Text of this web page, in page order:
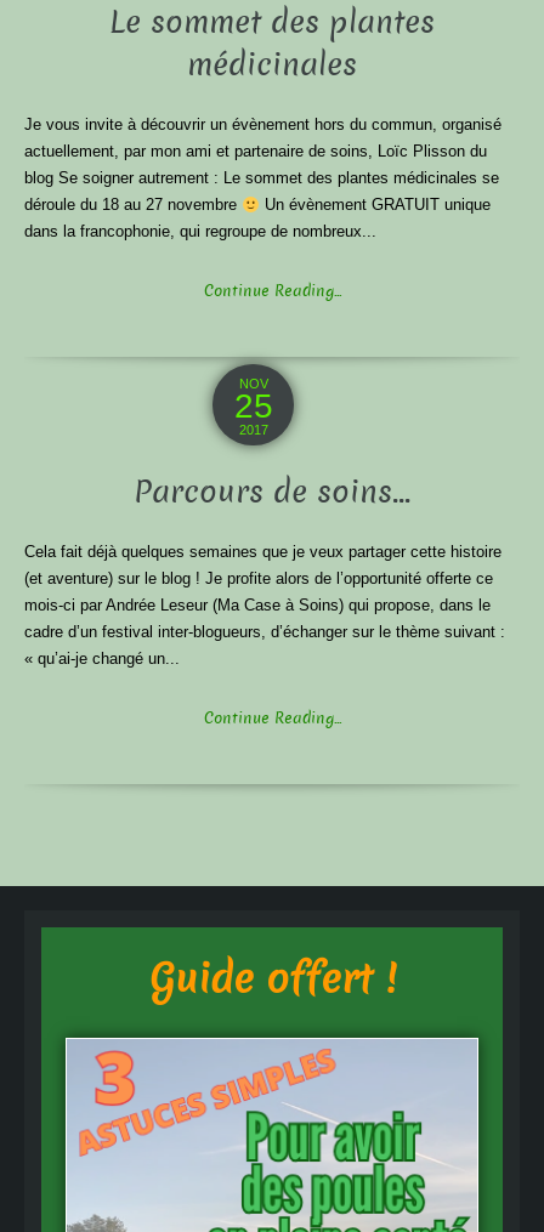
Le sommet des plantes
médicinales
Je vous invite à découvrir un évènement hors du commun, organisé
actuellement, par mon ami et partenaire de soins, Loïc Plisson du
blog Se soigner autrement : Le sommet des plantes médicinales se
déroule du 18 au 27 novembre
Un évènement GRATUIT unique
dans la francophonie, qui regroupe de nombreux...
Continue Reading...
NOV
25
2017
Parcours de soins…
Cela fait déjà quelques semaines que je veux partager cette histoire
(et aventure) sur le blog ! Je profite alors de l’opportunité offerte ce
mois-ci par Andrée Leseur (Ma Case à Soins) qui propose, dans le
cadre d’un festival inter-blogueurs, d’échanger sur le thème suivant :
« qu’ai-je changé un...
Continue Reading...
Guide offert !